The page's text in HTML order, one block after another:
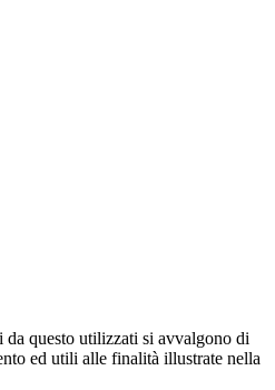
da questo utilizzati si avvalgono di
ed utili alle finalità illustrate nella